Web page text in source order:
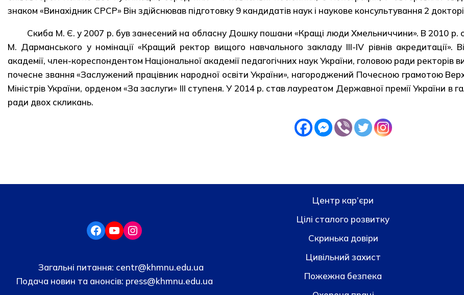
знаком «Винахідник СРСР» Він здійснював підготовку 9 кандидатів наук і наукове консультування 2
Скиба М. Є. у 2007 р. був занесений на обласну Дошку пошани «Кращі люди Хмельниччини». В 2010 р.
М. Дарманського у номінації «Кращий ректор вищого навчального закладу ІІІ-ІV рівнів акредитації».
академії, член-кореспондентом Національної академії педагогічних наук України, головою ради ректорів
почесне звання «Заслужений працівник народної освіти України», нагороджений Почесною грамотою
Міністрів України, орденом «За заслуги» III ступеня. У 2014 р. став лауреатом Державної премії України в
ради двох скликань.
Загальні питання: centr@khmnu.edu.ua
Подача новин та анонсів: press@khmnu.edu.ua
Центр кар’єри
Цілі сталого розвитку
Скринька довiри
Цивільний захист
Пожежна безпека